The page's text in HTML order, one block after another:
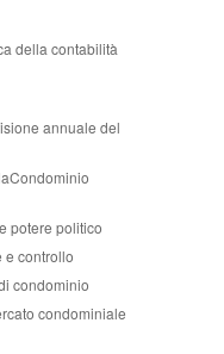
della contabilità
annuale del
potere politico
e controllo
condominio
condominiale